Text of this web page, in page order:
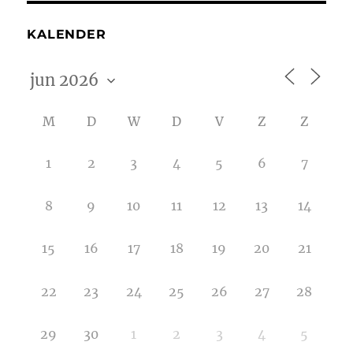
KALENDER
M D W D V Z Z
1 2 3 4 5 6 7
8 9 10 11 12 13 14
15 16 17 18 19 20 21
22 23 24 25 26 27 28
29 30 1 2 3 4 5